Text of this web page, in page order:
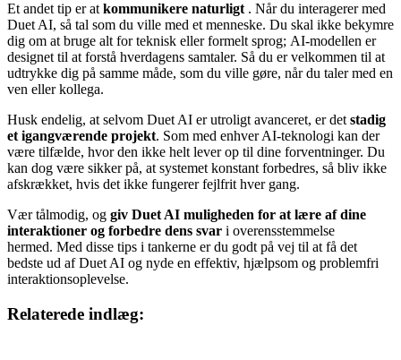
Et andet tip er at kommunikere naturligt . Når du interagerer med
Duet AI, så tal som du ville med et menneske. Du skal ikke bekymre
dig om at bruge alt for teknisk eller formelt sprog; AI-modellen er
designet til at forstå hverdagens samtaler. Så du er velkommen til at
udtrykke dig på samme måde, som du ville gøre, når du taler med en
ven eller kollega.
Husk endelig, at selvom Duet AI er utroligt avanceret, er det stadig
et igangværende projekt. Som med enhver AI-teknologi kan der
være tilfælde, hvor den ikke helt lever op til dine forventninger. Du
kan dog være sikker på, at systemet konstant forbedres, så bliv ikke
afskrækket, hvis det ikke fungerer fejlfrit hver gang.
Vær tålmodig, og giv Duet AI muligheden for at lære af dine
interaktioner og forbedre dens svar i overensstemmelse
hermed. Med disse tips i tankerne er du godt på vej til at få det
bedste ud af Duet AI og nyde en effektiv, hjælpsom og problemfri
interaktionsoplevelse.
Relaterede indlæg: